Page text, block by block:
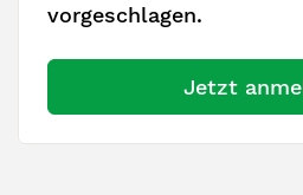
vorgeschlagen.
Jetzt